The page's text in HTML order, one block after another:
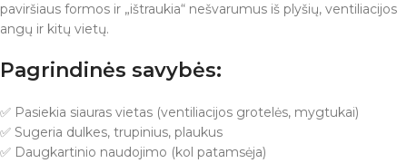
paviršiaus formos ir „ištraukia“ nešvarumus iš plyšių, ventiliacijos
angų ir kitų vietų.
Pagrindinės savybės:
✅ Pasiekia siauras vietas (ventiliacijos grotelės, mygtukai)
✅ Sugeria dulkes, trupinius, plaukus
✅ Daugkartinio naudojimo (kol patamsėja)